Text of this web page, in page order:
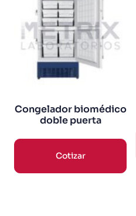
Congelador biomédico
doble puerta
Cotizar